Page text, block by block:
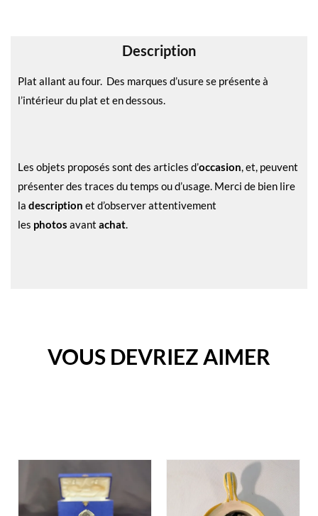
:
Description
Plat allant au four. Des marques d’usure se présente à
l’intérieur du plat et en dessous.
Les objets proposés sont des articles d’occasion, et, peuvent
présenter des traces du temps ou d’usage. Merci de bien lire
la description et d’observer attentivement
les photos avant achat.
VOUS DEVRIEZ AIMER